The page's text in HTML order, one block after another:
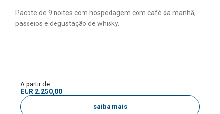
Pacote de 9 noites com hospedagem com café da manhã,
passeios e degustação de whisky.
A partir de
EUR 2.250,00
saiba mais